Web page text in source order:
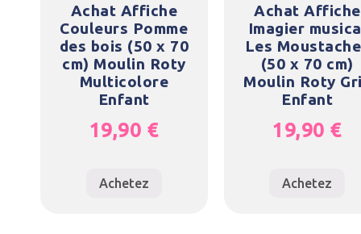
Achat Affiche
Couleurs Pomme
des bois (50 x 70
cm) Moulin Roty
Multicolore
Enfant
19,90 €
Achetez
Achat Affiche
Imagier
Les
(50 x 70 cm)
Moulin Roty
Enfant
19,90 €
Achetez